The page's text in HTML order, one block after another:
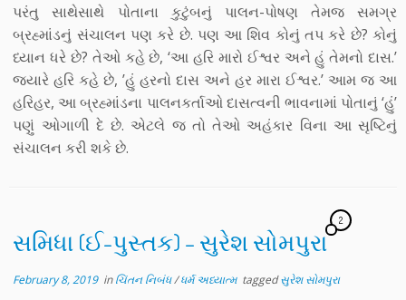
પરંતુ સાથેસાથે પોતાના કુટુંબનું પાલન-પોષણ તેમજ સમગ્ર
બ્રહ્માંડનું સંચાલન પણ કરે છે. પણ આ શિવ કોનું તપ કરે છે? કોનું
ધ્યાન ધરે છે? તેઓ કહે છે, ‘આ હરિ મારો ઈશ્વર અને હું તેમનો દાસ.’
જ્યારે હરિ કહે છે, ’હું હરનો દાસ અને હર મારા ઈશ્વર.’ આમ જ આ
હરિહર, આ બ્રહ્માંડના પાલનકર્તાઓ દાસત્વની ભાવનામાં પોતાનું ‘હું’
પણું ઓગાળી દે છે. એટલે જ તો તેઓ અહંકાર વિના આ સૃષ્ટિનું
સંચાલન કરી શકે છે.
સમિધા (ઈ-પુસ્તક) – સુરેશ સોમપુરા
2
February 8, 2019inચિંતન નિબંધ/ધર્મ અધ્યાત્મ taggedસુરેશ સોમપુરા